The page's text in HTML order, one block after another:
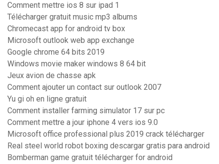
Comment mettre ios 8 sur ipad 1
Télécharger gratuit music mp3 albums
Chromecast app for android tv box
Microsoft outlook web app exchange
Google chrome 64 bits 2019
Windows movie maker windows 8 64 bit
Jeux avion de chasse apk
Comment ajouter un contact sur outlook 2007
Yu gi oh en ligne gratuit
Comment installer farming simulator 17 sur pc
Comment mettre a jour iphone 4 vers ios 9.0
Microsoft office professional plus 2019 crack télécharger
Real steel world robot boxing descargar gratis para android
Bomberman game gratuit télécharger for android